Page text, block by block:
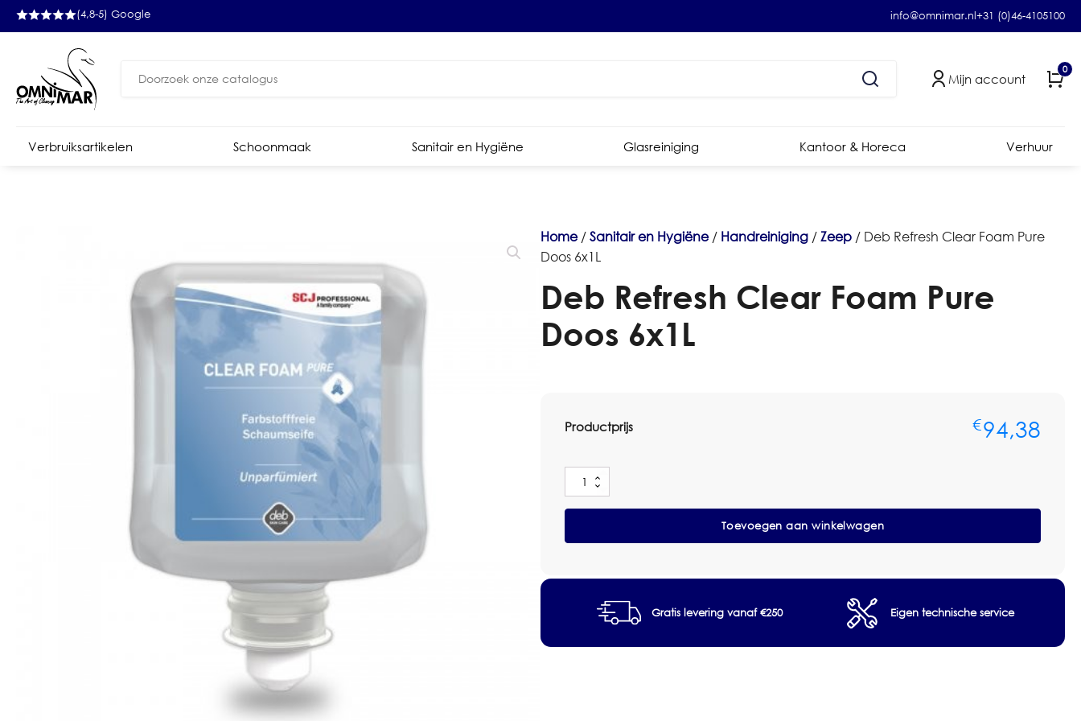
(4,8-5) Google info@omnimar.nl+31 (0)46-4105100
Zoeken
Mijn account
0
Verbruiksartikelen Schoonmaak Sanitair en Hygiëne Glasreiniging Kantoor & Horeca Verhuur
Home/Sanitair en Hygiëne/ Handreiniging /Zeep / Deb Refresh Clear Foam Pure
Doos 6x1L
Deb Refresh Clear Foam Pure
Doos 6x1L
Productprijs €94,38
Deb
Refresh
Clear
Pure
Toevoegen aan winkelwagen
Gratis levering vanaf €250 Eigen technische service